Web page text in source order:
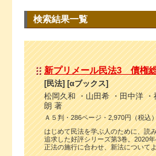
検索結果一覧
新プリメール民法3 債権
[民法] [αブックス]
松岡久和 ・山田希 ・田中洋
朗 著
Ａ５判・286ページ・2,970円（税込
はじめて民法を学ぶ人のために、読
追求した好評シリーズ第3巻。2020
正法の施行に合わせ、新法について